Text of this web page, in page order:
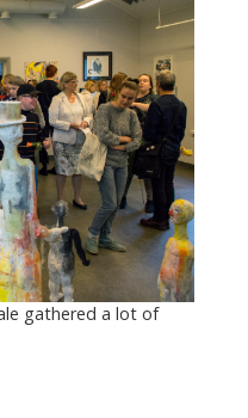
gathered a lot of